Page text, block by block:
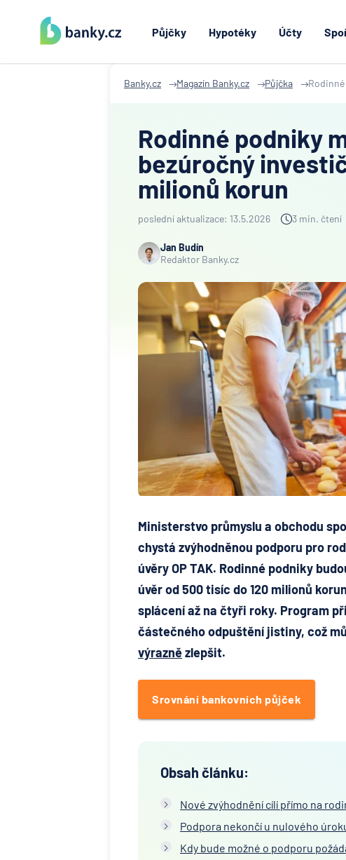
Půjčky Hypotéky Účty
Banky.cz Magazín Banky.cz Půjčka
Rodinné podniky
bezúročný
milionů korun
poslední aktualizace: 13.5.2026 3 min. čtení
Jan Budín
Redaktor Banky.cz
Ministerstvo průmyslu a obchodu
chystá zvýhodněnou podporu pro
úvěry OP TAK. Rodinné podniky
úvěr od 500 tisíc do 120 milionů
splácení až na čtyři roky. Program
částečného odpuštění jistiny, což
výraznězlepšit.
Srovnání bankovních půjček
Obsah článku:
Nové zvýhodnění cílí přímo na
Podpora nekončí u nulového
Kdy bude možné o podporu